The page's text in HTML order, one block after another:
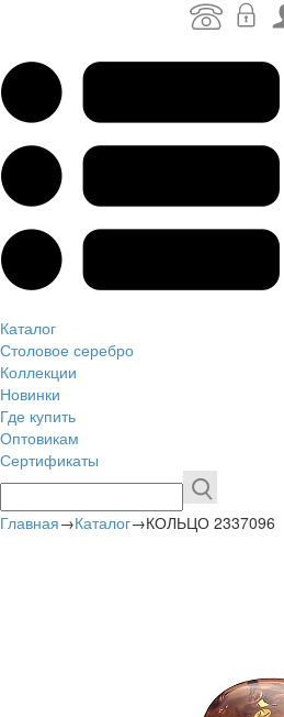
Каталог
Столовое серебро
Коллекции
Новинки
Где купить
Оптовикам
Сертификаты
Главная→Каталог→КОЛЬЦО 2337096